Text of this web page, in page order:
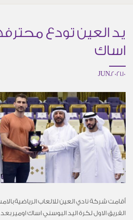
يد العين تودع
اساك
10.JUN.2021
أقامت شركة نادي العين للالعاب الرياضية
الفريق الاول لكرة اليد البوسني اساك